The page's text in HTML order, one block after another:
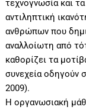
τεχνογνωσία και
αντιληπτική
ανθρώπων που
αναλλοίωτη από
καθορίζει τα
συνεχεία οδηγούν
2009).
Η οργανωσιακή